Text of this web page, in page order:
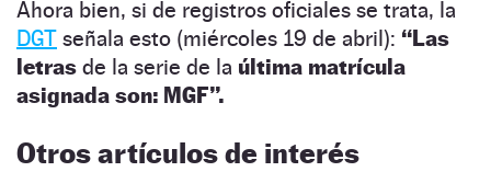
Ahora bien, si de registros oficiales se trata, la
DGT señala esto (miércoles 19 de abril): “Las
letras de la serie de la última matrícula
asignada son: MGF”.
Otros artículos de interés